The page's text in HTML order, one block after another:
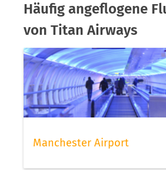
Häufig angeflogene
von Titan Airways
Manchester Airport